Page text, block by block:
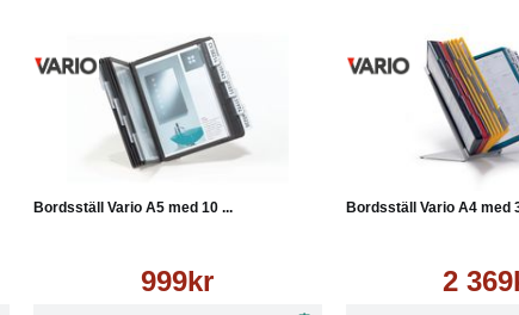
Bordsställ Vario A5 med 10 ...
999kr
Köp Läs mer
Bordsställ Vario A4 med
2
Köp